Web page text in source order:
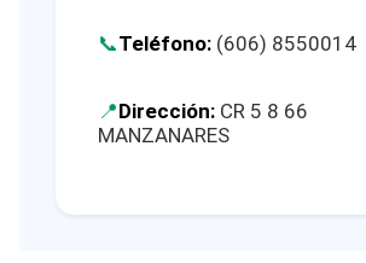
Teléfono: (606) 8550014
Dirección: CR 5 8 66
MANZANARES